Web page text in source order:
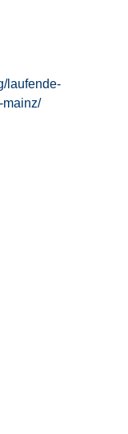
laufende-
mainz/